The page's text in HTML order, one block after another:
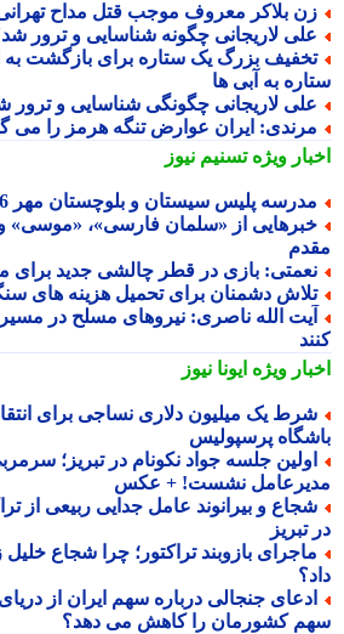
بلاکر معروف موجب قتل مداح تهرانی
لاریجانی چگونه شناسایی و ترور شد؟
بزرگ یک ستاره برای بازگشت به
به آبی ها
لاریجانی چگونگی شناسایی و ترور شد؟
ایران عوارض تنگه هرمز را می گیرد
ویژهتسنیم نیوز
پلیس سیستان و بلوچستان مهر 1406 راه اندازی می شود
از «سلمان فارسی»، «موسی» و
بازی در قطر چالشی جدید برای من
دشمنان برای تحمیل هزینه های سنگین
الله ناصری: نیروهای مسلح در مسیر
ویژهایونا نیوز
یک میلیون دلاری نساجی برای انتقال
پرسپولیس
جلسه جواد نکونام در تبریز؛ سرمربی
نشست! + عکس
و بیرانوند عامل جدایی ربیعی از
تبریز
بازوبند تراکتور؛ چرا شجاع خلیل زاده
جنجالی درباره سهم ایران از دریای
کشورمان را کاهش می دهد؟